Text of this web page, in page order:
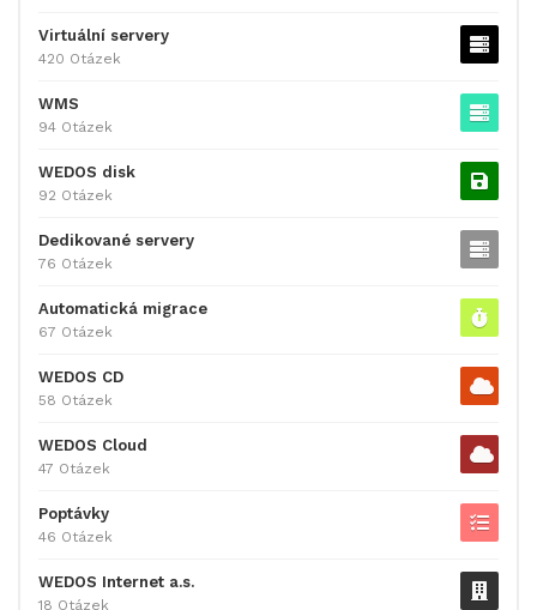
Virtuální servery
420 Otázek
WMS
94 Otázek
WEDOS disk
92 Otázek
Dedikované servery
76 Otázek
Automatická migrace
67 Otázek
WEDOS CD
58 Otázek
WEDOS Cloud
47 Otázek
Poptávky
46 Otázek
WEDOS Internet a.s.
18 Otázek